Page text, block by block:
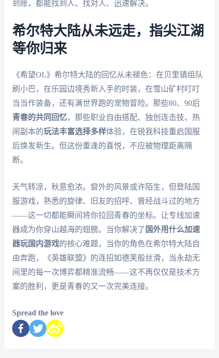
到账，都能找到人、找对人、迅速解决。
希尔特大陆从未远走，指尖江湖
等你归来
《希望OL》希尔特大陆的回忆从未褪色：在贝里镇组队
刷小巴，在乐园边境秀新入手的时装，在雪山矿村叮叮
当当作装备，还有满世界跑的宠物冒险。那些80、90后
青春的共同回忆，那些职业自由搭配、独创连击技、热
闹副本的玩法丰富选择多样体验，在锐我科技重启国服
后焕发新生。但这份重逢的喜悦，不应被物理距离隔
断。
天气转凉，秋意愈浓。窗外的风景或许陌生，但登陆国
服游戏，熟悉的旋律、旧友的招呼、曾经战斗过的地方
——这一切都能瞬间将你拉回青春的坐标。让专线加速
器成为你穿山越海的翅膀。当你解决了 国外用什么加速
器玩国内游戏的核心难题，当你的角色在希尔特大陆自
由奔跑，《英雄联盟》的连招如德芙般丝滑，当永劫无
间里的每一次博弈都精准流畅——这不再仅仅是技术方
案的胜利，更是青春的又一次完美连接。
Spread the love